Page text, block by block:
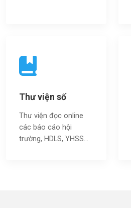
Thư viện số
Thư viện đọc online
các báo cáo hội
trường, HDLS, YHSS…